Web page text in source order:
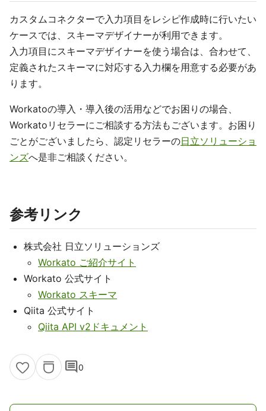
カスタムコネクターで入力項目をレシピ作成時に行いたい
ケースでは、スキーマデザイナーが利用できます。
入力項目にスキーマデザイナーを使う場合は、合わせて、
定義されたスキーマに対応する入力欄を用意する必要があ
ります。
Workatoの導入・導入後の活用などでお困りの場合、
Workatoリセラーにご相談する方法もございます。お困り
ごとがございましたら、認定リセラーの日立ソリューショ
ンズへ是非ご相談ください。
参考リンク
株式会社 日立ソリューションズ
Workato ご紹介サイト
Workato 公式サイト
Workato スキーマ
Qiita 公式サイト
Qiita API v2ドキュメント
comment0